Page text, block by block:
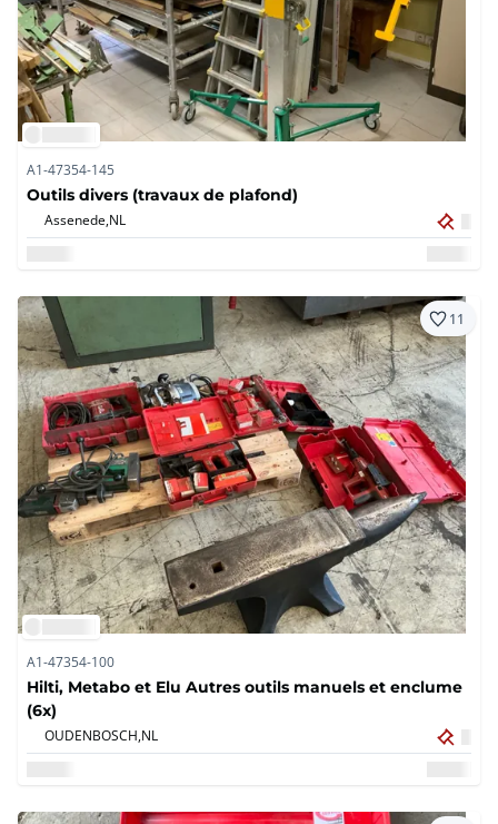
A1-47354-145
Outils divers (travaux de plafond)
Assenede,NL
11
A1-47354-100
Hilti, Metabo et Elu Autres outils manuels et enclume
(6x)
OUDENBOSCH,NL